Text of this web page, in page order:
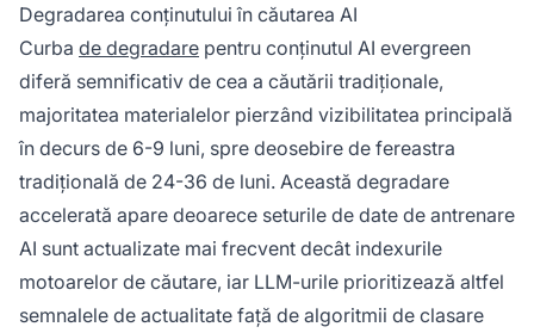
Degradarea conținutului în căutarea AI
Curba de degradare pentru conținutul AI evergreen
diferă semnificativ de cea a căutării tradiționale,
majoritatea materialelor pierzând vizibilitatea principală
în decurs de 6-9 luni, spre deosebire de fereastra
tradițională de 24-36 de luni. Această degradare
accelerată apare deoarece seturile de date de antrenare
AI sunt actualizate mai frecvent decât indexurile
motoarelor de căutare, iar LLM-urile prioritizează altfel
semnalele de actualitate față de algoritmii de clasare